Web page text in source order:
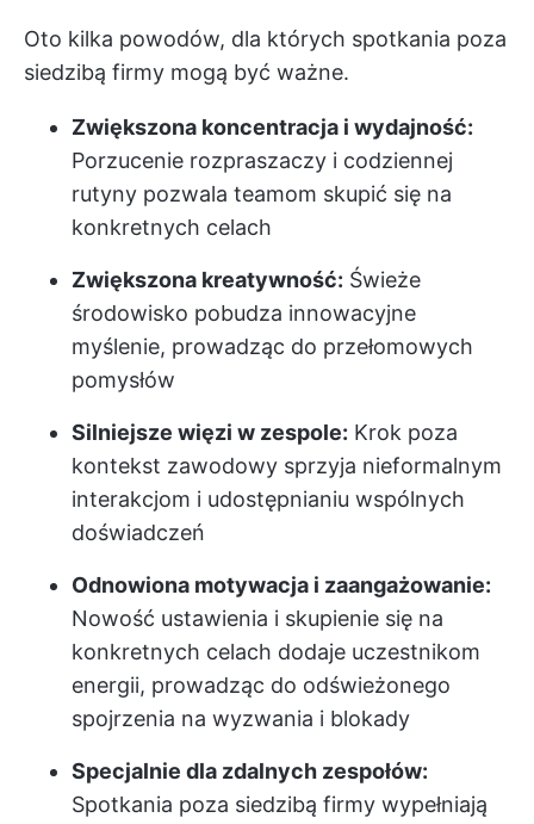
Oto kilka powodów, dla których spotkania poza
siedzibą firmy mogą być ważne.
Zwiększona koncentracja i wydajność:
Porzucenie rozpraszaczy i codziennej
rutyny pozwala teamom skupić się na
konkretnych celach
Zwiększona kreatywność: Świeże
środowisko pobudza innowacyjne
myślenie, prowadząc do przełomowych
pomysłów
Silniejsze więzi w zespole: Krok poza
kontekst zawodowy sprzyja nieformalnym
interakcjom i udostępnianiu wspólnych
doświadczeń
Odnowiona motywacja i zaangażowanie:
Nowość ustawienia i skupienie się na
konkretnych celach dodaje uczestnikom
energii, prowadząc do odświeżonego
spojrzenia na wyzwania i blokady
Specjalnie dla zdalnych zespołów:
Spotkania poza siedzibą firmy wypełniają